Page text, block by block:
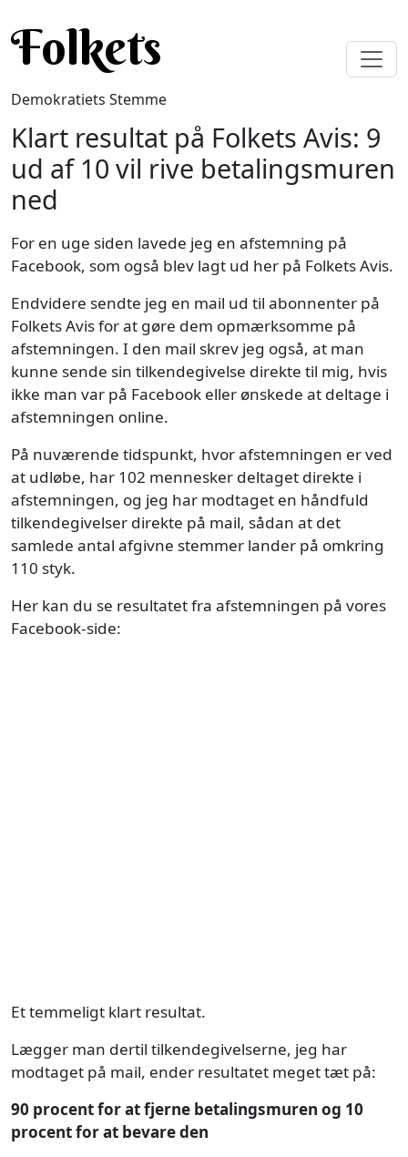
Folkets
Demokratiets Stemme
Klart resultat på Folkets Avis: 9
ud af 10 vil rive betalingsmuren
ned
For en uge siden lavede jeg en afstemning på
Facebook, som også blev lagt ud her på Folkets Avis.
Endvidere sendte jeg en mail ud til abonnenter på
Folkets Avis for at gøre dem opmærksomme på
afstemningen. I den mail skrev jeg også, at man
kunne sende sin tilkendegivelse direkte til mig, hvis
ikke man var på Facebook eller ønskede at deltage i
afstemningen online.
På nuværende tidspunkt, hvor afstemningen er ved
at udløbe, har 102 mennesker deltaget direkte i
afstemningen, og jeg har modtaget en håndfuld
tilkendegivelser direkte på mail, sådan at det
samlede antal afgivne stemmer lander på omkring
110 styk.
Her kan du se resultatet fra afstemningen på vores
Facebook-side:
Et temmeligt klart resultat.
Lægger man dertil tilkendegivelserne, jeg har
modtaget på mail, ender resultatet meget tæt på:
90 procent for at fjerne betalingsmuren og 10
procent for at bevare den